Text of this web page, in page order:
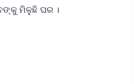
ମିଳୁଛି ଘର ।